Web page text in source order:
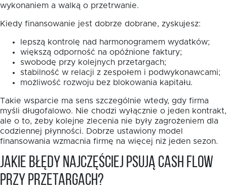
wykonaniem a walką o przetrwanie.
Kiedy finansowanie jest dobrze dobrane, zyskujesz:
lepszą kontrolę nad harmonogramem wydatków;
większą odporność na opóźnione faktury;
swobodę przy kolejnych przetargach;
stabilność w relacji z zespołem i podwykonawcami;
możliwość rozwoju bez blokowania kapitału.
Takie wsparcie ma sens szczególnie wtedy, gdy firma
myśli długofalowo. Nie chodzi wyłącznie o jeden kontrakt,
ale o to, żeby kolejne zlecenia nie były zagrożeniem dla
codziennej płynności. Dobrze ustawiony model
finansowania wzmacnia firmę na więcej niż jeden sezon.
Jakie błędy najczęściej psują cash flow
przy przetargach?